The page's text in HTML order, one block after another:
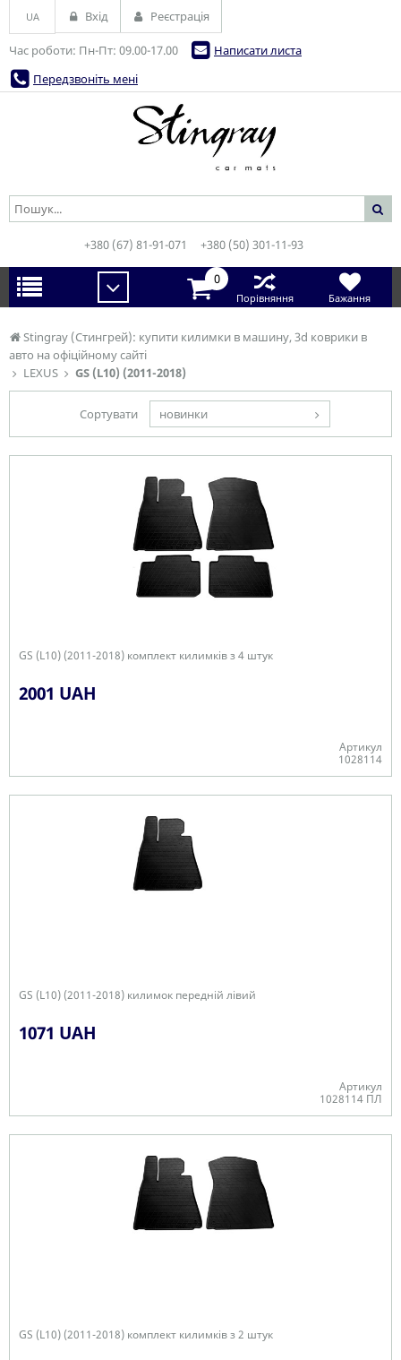
Stingray (Стингрей): купити килимки в машину, 3d коврики в
авто на офіційному сайті
LEXUS
GS (L10) (2011-2018)
Сортувати новинки
GS (L10) (2011-2018) комплект килимків з 4 штук
2001 UAH
Артикул
1028114
GS (L10) (2011-2018) килимок передній лівий
1071 UAH
Артикул
1028114 ПЛ
GS (L10) (2011-2018) комплект килимків з 2 штук
Час роботи: Пн-Пт: 09.00-17.00
Написати листа
Передзвоніть мені
UA Вхід Реєстрація
+380 (67) 81-91-071 +380 (50) 301-11-93
0
Порівняння Бажання